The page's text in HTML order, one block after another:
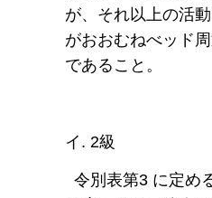
が、それ以上の活
がおおむねべッド
であること。
イ. 2級
令別表第3 に定め